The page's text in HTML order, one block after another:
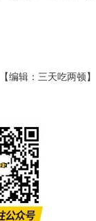
【编辑：三天吃两顿】